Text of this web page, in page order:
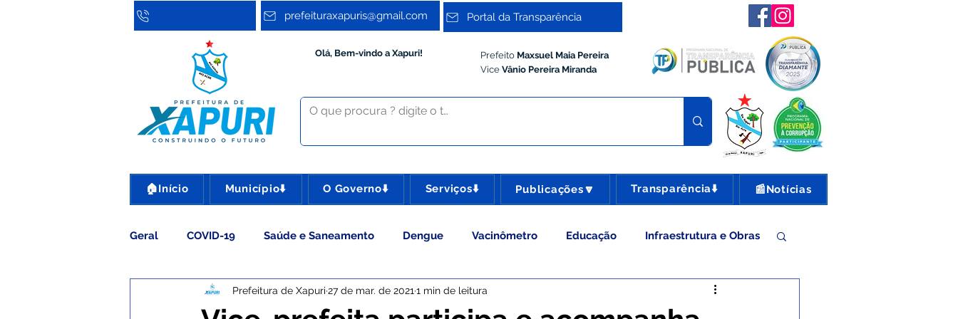
prefeituraxapuris@gmail.com Portal da Transparência
Olá, Bem-vindo a Xapuri! Prefeito Maxsuel Maia Pereira
Vice Vânio Pereira Miranda
🏠Início Município⬇️ O Governo⬇️ Serviços⬇️ Publicações🔽 Transparência⬇️ 📰Notícias
Geral COVID-19 Saúde e Saneamento Dengue Vacinômetro Educação Infraestrutura e Obras
Assistência Social Cultura Esporte e Lazer Administração e Gestão
Prefeitura de Xapuri 27 de mar. de 2021 1 min de leitura